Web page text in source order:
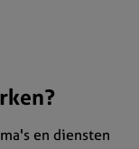
en diensten